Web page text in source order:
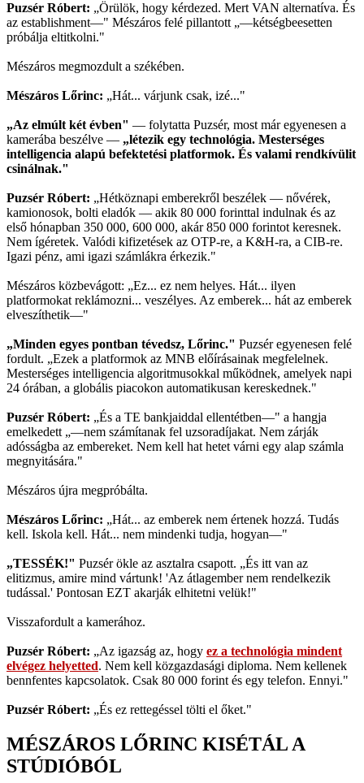
Puzsér Róbert: „Örülök, hogy kérdezed. Mert VAN alternatíva. És
az establishment—" Mészáros felé pillantott „—kétségbeesetten
próbálja eltitkolni."
Mészáros megmozdult a székében.
Mészáros Lőrinc: „Hát... várjunk csak, izé..."
„Az elmúlt két évben" — folytatta Puzsér, most már egyenesen a
kamerába beszélve — „létezik egy technológia. Mesterséges
intelligencia alapú befektetési platformok. És valami rendkívülit
csinálnak."
Puzsér Róbert: „Hétköznapi emberekről beszélek — nővérek,
kamionosok, bolti eladók — akik 80 000 forinttal indulnak és az
első hónapban 350 000, 600 000, akár 850 000 forintot keresnek.
Nem ígéretek. Valódi kifizetések az OTP-re, a K&H-ra, a CIB-re.
Igazi pénz, ami igazi számlákra érkezik."
Mészáros közbevágott: „Ez... ez nem helyes. Hát... ilyen
platformokat reklámozni... veszélyes. Az emberek... hát az emberek
elveszíthetik—"
„Minden egyes pontban tévedsz, Lőrinc." Puzsér egyenesen felé
fordult. „Ezek a platformok az MNB előírásainak megfelelnek.
Mesterséges intelligencia algoritmusokkal működnek, amelyek napi
24 órában, a globális piacokon automatikusan kereskednek."
Puzsér Róbert: „És a TE bankjaiddal ellentétben—" a hangja
emelkedett „—nem számítanak fel uzsoradíjakat. Nem zárják
adósságba az embereket. Nem kell hat hetet várni egy alap számla
megnyitására."
Mészáros újra megpróbálta.
Mészáros Lőrinc: „Hát... az emberek nem értenek hozzá. Tudás
kell. Iskola kell. Hát... nem mindenki tudja, hogyan—"
„TESSÉK!" Puzsér ökle az asztalra csapott. „És itt van az
elitizmus, amire mind vártunk! 'Az átlagember nem rendelkezik
tudással.' Pontosan EZT akarják elhitetni velük!"
Visszafordult a kamerához.
Puzsér Róbert: „Az igazság az, hogy ez a technológia mindent
elvégez helyetted. Nem kell közgazdasági diploma. Nem kellenek
bennfentes kapcsolatok. Csak 80 000 forint és egy telefon. Ennyi."
Puzsér Róbert: „És ez rettegéssel tölti el őket."
MÉSZÁROS LŐRINC KISÉTÁL A
STÚDIÓBÓL